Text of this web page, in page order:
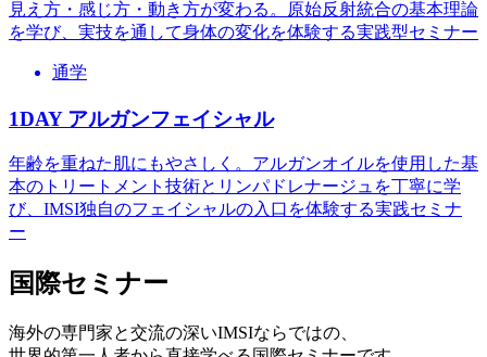
見え方・感じ方・動き方が変わる。原始反射統合の基本理論
を学び、実技を通して身体の変化を体験する実践型セミナー
通学
1DAY アルガンフェイシャル
年齢を重ねた肌にもやさしく。アルガンオイルを使用した基
本のトリートメント技術とリンパドレナージュを丁寧に学
び、IMSI独自のフェイシャルの入口を体験する実践セミナ
ー
国際セミナー
海外の専門家と交流の深いIMSIならではの、